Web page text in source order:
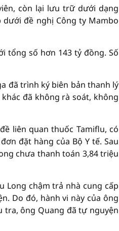
còn lại lưu trữ dưới dạng
dưới đề nghị Công ty Mambo
tổng số hơn 143 tỷ đồng. Số
đã trình ký biên bản thanh lý
đã không rà soát, không
liên quan thuốc Tamiflu, có
đặt hàng của Bộ Y tế. Sau
chưa thanh toán 3,84 triệu
Long chậm trả nhà cung cấp
Do đó, hành vi này của ông
tra, ông Quang đã tự nguyện